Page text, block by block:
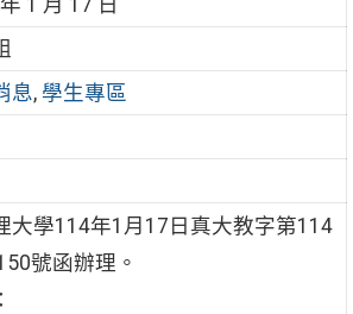
1 月 17 日
息, 學生專區
大學114年1月17日真大教字第114
號函辦理。